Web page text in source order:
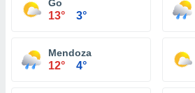
Go
13° 3°
Mendoza
12° 4°